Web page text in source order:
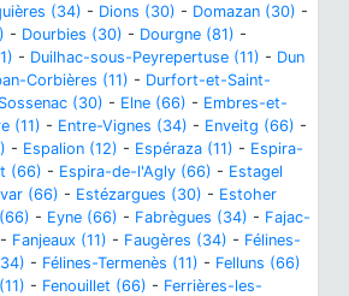
(34) - Dions (30) - Domazan (30) -
- Dourbies (30) - Dourgne (81) -
- Duilhac-sous-Peyrepertuse (11) - Dun
Corbières (11) - Durfort-et-Saint-
(30) - Elne (66) - Embres-et-
(11) - Entre-Vignes (34) - Enveitg (66) -
- Espalion (12) - Espéraza (11) - Espira-
(66) - Espira-de-l'Agly (66) - Estagel
(66) - Estézargues (30) - Estoher
- Eyne (66) - Fabrègues (34) - Fajac-
- Fanjeaux (11) - Faugères (34) - Félines-
- Félines-Termenès (11) - Felluns (66)
- Fenouillet (66) - Ferrières-les-